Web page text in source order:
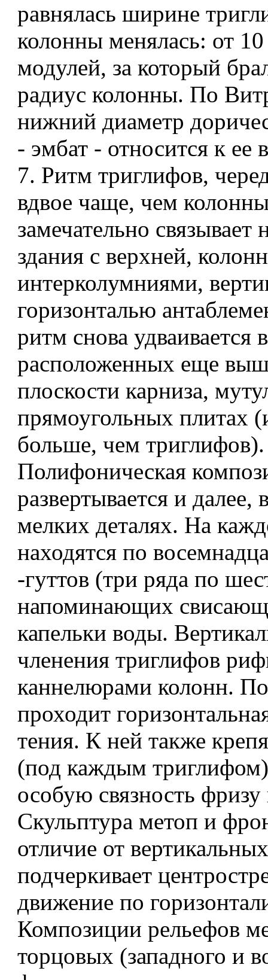
равнялась ширине
колонны менялась: от
модулей, за который
радиус колонны. По
нижний диаметр
- эмбат - относится к ее
7. Ритм триглифов,
вдвое чаще, чем
замечательно
здания с верхней,
интерколумниями,
горизонталью
ритм снова удваивается в
расположенных еще
плоскости карниза,
прямоугольных плитах
больше, чем триглифов).
Полифоническая
развертывается и далее,
мелких деталях. На
находятся по
-гуттов (три ряда по
напоминающих
капельки воды.
членения триглифов
каннелюрами колонн.
проходит
тения. К ней также
(под каждым
особую связность фризу
Скульптура метоп и
отличие от
подчеркивает
движение по
Композиции рельефов
торцовых (западного и